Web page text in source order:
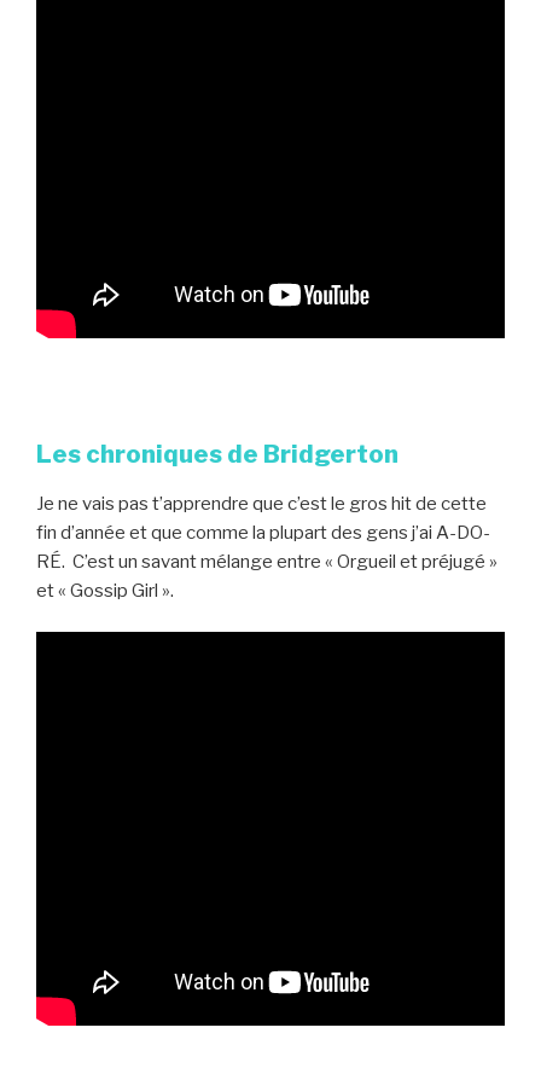
Les chroniques de Bridgerton
Je ne vais pas t’apprendre que c’est le gros hit de cette
fin d’année et que comme la plupart des gens j’ai A-DO-
RÉ. C’est un savant mélange entre « Orgueil et préjugé »
et « Gossip Girl ».